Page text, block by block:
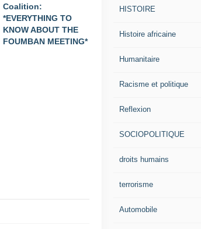
Coalition:
*EVERYTHING TO
KNOW ABOUT THE
FOUMBAN MEETING*
HISTOIRE
Histoire africaine
Humanitaire
Racisme et politique
Reflexion
SOCIOPOLITIQUE
droits humains
terrorisme
Automobile